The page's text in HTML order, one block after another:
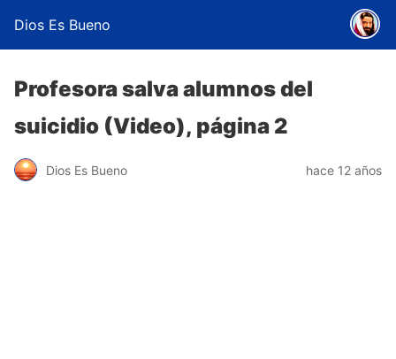
Dios Es Bueno
Profesora salva alumnos del
suicidio (Video), página 2
Dios Es Bueno hace 12 años